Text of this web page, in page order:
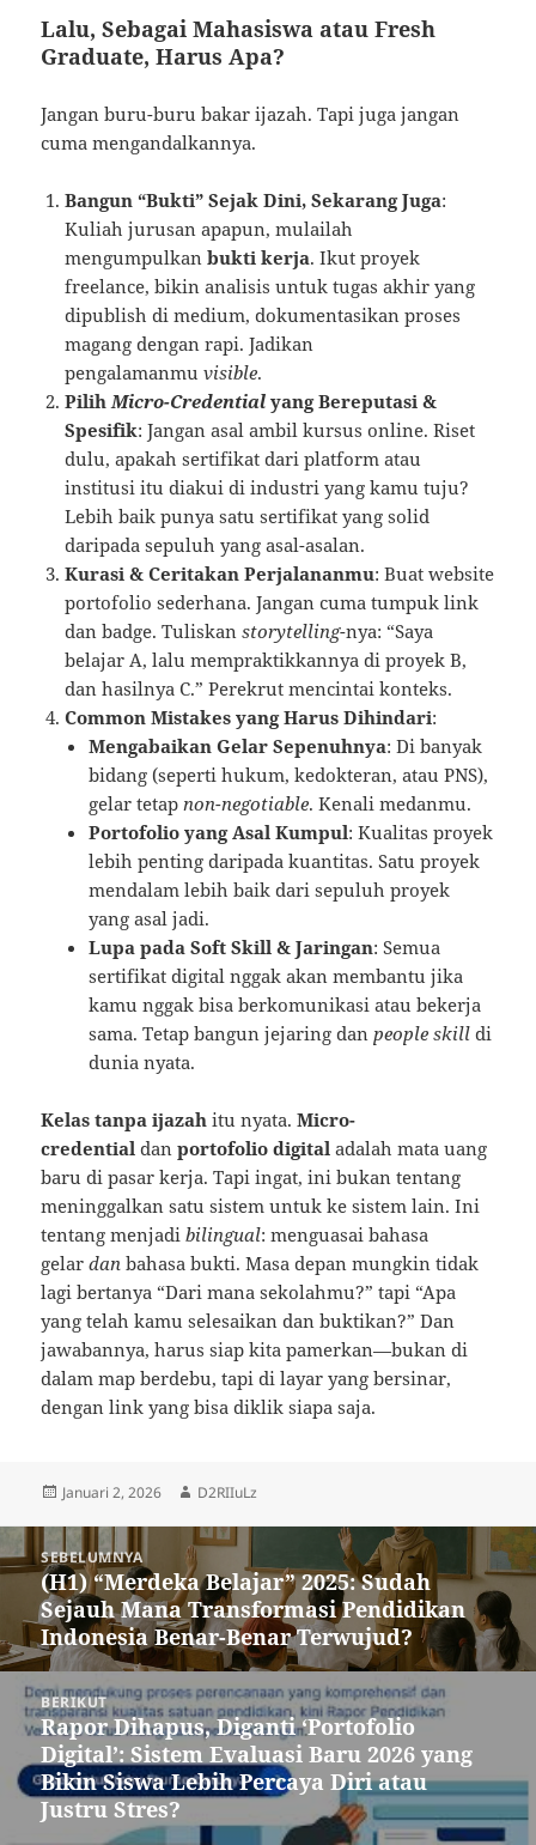
Lalu, Sebagai Mahasiswa atau Fresh
Graduate, Harus Apa?
Jangan buru-buru bakar ijazah. Tapi juga jangan
cuma mengandalkannya.
Bangun “Bukti” Sejak Dini, Sekarang Juga:
Kuliah jurusan apapun, mulailah
mengumpulkanbukti kerja. Ikut proyek
freelance, bikin analisis untuk tugas akhir yang
dipublish di medium, dokumentasikan proses
magang dengan rapi. Jadikan
pengalamanmuvisible.
Pilih Micro-Credential yang Bereputasi &
Spesifik: Jangan asal ambil kursus online. Riset
dulu, apakah sertifikat dari platform atau
institusi itu diakui di industri yang kamu tuju?
Lebih baik punya satu sertifikat yang solid
daripada sepuluh yang asal-asalan.
Kurasi & Ceritakan Perjalananmu: Buat website
portofolio sederhana. Jangan cuma tumpuk link
dan badge. Tuliskanstorytelling-nya: “Saya
belajar A, lalu mempraktikkannya di proyek B,
dan hasilnya C.” Perekrut mencintai konteks.
Common Mistakes yang Harus Dihindari:
Mengabaikan Gelar Sepenuhnya: Di banyak
bidang (seperti hukum, kedokteran, atau PNS),
gelar tetap non-negotiable. Kenali medanmu.
Portofolio yang Asal Kumpul: Kualitas proyek
lebih penting daripada kuantitas. Satu proyek
mendalam lebih baik dari sepuluh proyek
yang asal jadi.
Lupa pada Soft Skill & Jaringan: Semua
sertifikat digital nggak akan membantu jika
kamu nggak bisa berkomunikasi atau bekerja
sama. Tetap bangun jejaring dan people skill di
dunia nyata.
Kelas tanpa ijazah itu nyata.Micro-
credential danportofolio digital adalah mata uang
baru di pasar kerja. Tapi ingat, ini bukan tentang
meninggalkan satu sistem untuk ke sistem lain. Ini
tentang menjadibilingual: menguasai bahasa
gelardan bahasa bukti. Masa depan mungkin tidak
lagi bertanya “Dari mana sekolahmu?” tapi “Apa
yang telah kamu selesaikan dan buktikan?” Dan
jawabannya, harus siap kita pamerkan—bukan di
dalam map berdebu, tapi di layar yang bersinar,
dengan link yang bisa diklik siapa saja.
Diposkan
Januari 2, 2026 Penulis
D2RIIuLz
Navigasi
pos SEBELUMNYA
Pos
sebelumnya:
(H1) “Merdeka Belajar” 2025: Sudah
Sejauh Mana Transformasi Pendidikan
Indonesia Benar-Benar Terwujud?
BERIKUT
Pos
berikutnya:
Rapor Dihapus, Diganti ‘Portofolio
Digital’: Sistem Evaluasi Baru 2026 yang
Bikin Siswa Lebih Percaya Diri atau
Justru Stres?